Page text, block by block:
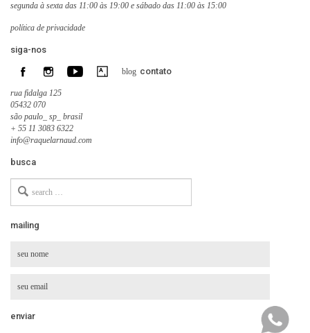
segunda à sexta das 11:00 às 19:00 e sábado das 11:00 às 15:00
política de privacidade
siga-nos
blog contato
rua fidalga 125
05432 070
são paulo_ sp_ brasil
+ 55 11 3083 6322
info@raquelarnaud.com
busca
for
mailing